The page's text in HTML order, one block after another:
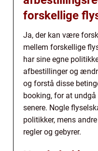
forskellige
Ja, der kan være
mellem forskellige
har sine egne
afbestillinger og
og forstå disse
booking, for at
senere. Nogle
politikker, mens
regler og gebyrer.